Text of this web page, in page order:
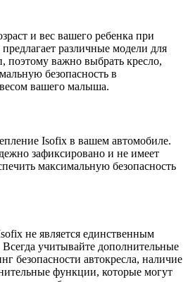
и вес вашего ребенка при
различные модели для
поэтому важно выбрать кресло,
безопасность в
вашего малыша.
Isofix в вашем автомобиле.
зафиксировано и не имеет
максимальную безопасность
не является единственным
учитывайте дополнительные
безопасности автокресла, наличие
функции, которые могут